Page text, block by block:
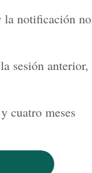
la notificación no
sesión anterior,
cuatro meses